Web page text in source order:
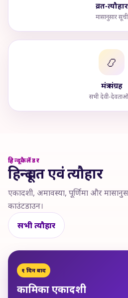
व्रत-त्यौहार
मासानुसार सूची
📿
मंत्र संग्रह
सभी देवी-
हिन्दू कैलेंडर
हिन्दू व्रत एवं त्यौहार
एकादशी, अमावस्या, पूर्णिमा और
काउंटडाउन।
सभी त्यौहार
१ दिन बाद
कामिका एकादशी